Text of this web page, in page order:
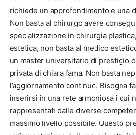
richiede un approfondimento e una
Non basta al chirurgo avere
specializzazione in chirurgia
estetica, non basta al medico
un master universitario di prestigio
privata di chiara fama. Non basta
l’aggiornamento continuo. Bisogna
inserirsi in una rete armoniosa i cui
rappresentati dalle diverse
massimo livello possibile. Questo